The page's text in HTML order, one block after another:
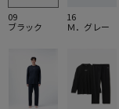
09
ブラック
16
Ｍ．グレー